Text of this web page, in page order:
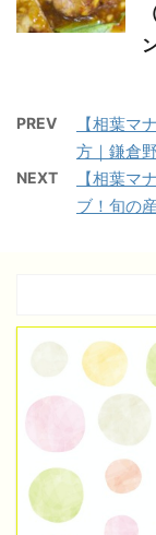
PREV
【相葉マ
方｜鎌倉
NEXT
【相葉マ
ブ！旬の